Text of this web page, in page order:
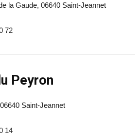
la Gaude, 06640 Saint-Jeannet
72
Peyron
Saint-Jeannet
14